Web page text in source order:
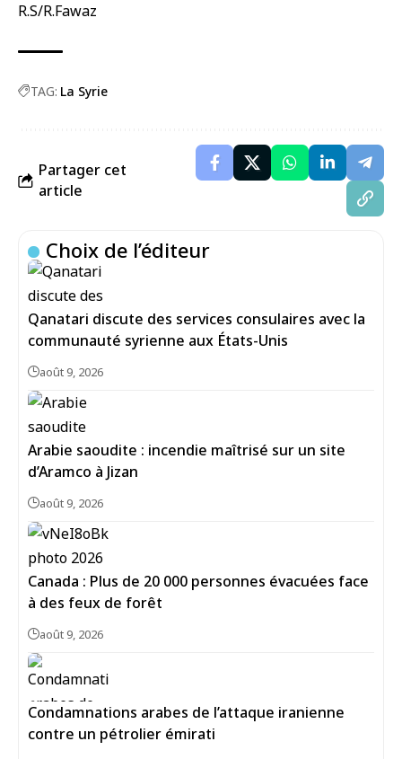
R.S/R.Fawaz
TAG: La Syrie
Partager cet
article
Choix de l’éditeur
Qanatari discute des services consulaires avec la
communauté syrienne aux États-Unis
août 9, 2026
Arabie saoudite : incendie maîtrisé sur un site
d’Aramco à Jizan
août 9, 2026
Canada : Plus de 20 000 personnes évacuées face
à des feux de forêt
août 9, 2026
Condamnations arabes de l’attaque iranienne
contre un pétrolier émirati